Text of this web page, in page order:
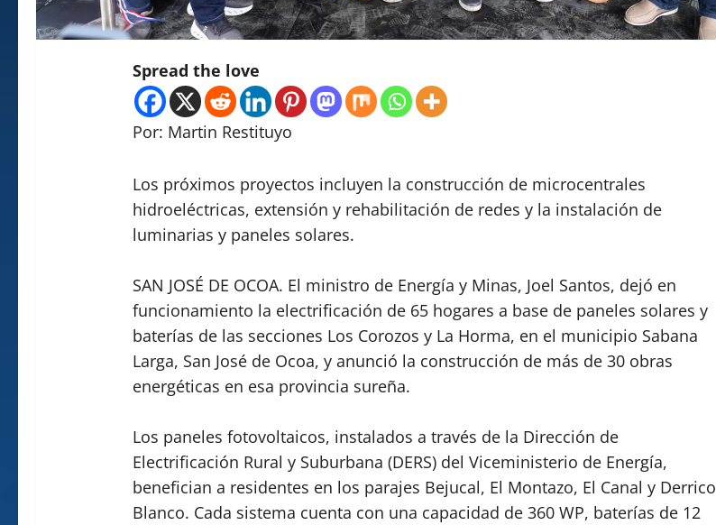
Spread the love
Por: Martin Restituyo
Los próximos proyectos incluyen la construcción de microcentrales
hidroeléctricas, extensión y rehabilitación de redes y la instalación de
luminarias y paneles solares.
SAN JOSÉ DE OCOA. El ministro de Energía y Minas, Joel Santos, dejó en
funcionamiento la electrificación de 65 hogares a base de paneles solares y
baterías de las secciones Los Corozos y La Horma, en el municipio Sabana
Larga, San José de Ocoa, y anunció la construcción de más de 30 obras
energéticas en esa provincia sureña.
Los paneles fotovoltaicos, instalados a través de la Dirección de
Electrificación Rural y Suburbana (DERS) del Viceministerio de Energía,
benefician a residentes en los parajes Bejucal, El Montazo, El Canal y Derrico
Blanco. Cada sistema cuenta con una capacidad de 360 WP, baterías de 12